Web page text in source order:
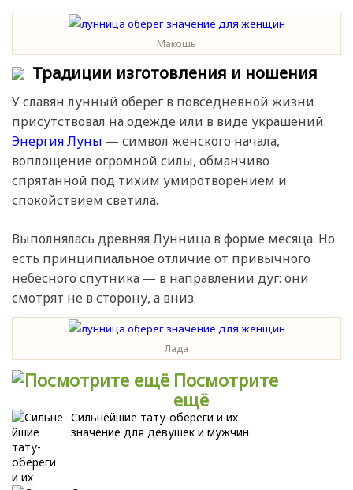
Макошь
Традиции изготовления и ношения
У славян лунный оберег в повседневной жизни
присутствовал на одежде или в виде украшений.
Энергия Луны — символ женского начала,
воплощение огромной силы, обманчиво
спрятанной под тихим умиротворением и
спокойствием светила.
Выполнялась древняя Лунница в форме месяца. Но
есть принципиальное отличие от привычного
небесного спутника — в направлении дуг: они
смотрят не в сторону, а вниз.
Лада
Посмотрите
ещё
Сильнейшие тату-обереги и их
значение для девушек и мужчин